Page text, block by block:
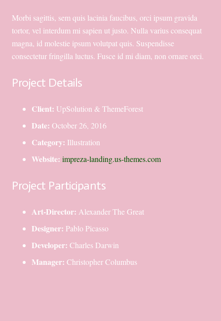
Morbi sagittis, sem quis lacinia faucibus, orci ipsum gravida
tortor, vel interdum mi sapien ut justo. Nulla varius consequat
magna, id molestie ipsum volutpat quis. Suspendisse
consectetur fringilla luctus. Fusce id mi diam, non ornare orci.
Project Details
Client: UpSolution & ThemeForest
Date: October 26, 2016
Category: Illustration
Website: impreza-landing.us-themes.com
Project Participants
Art-Director: Alexander The Great
Designer: Pablo Picasso
Developer: Charles Darwin
Manager: Christopher Columbus